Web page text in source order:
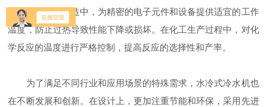
精度。在电子制造中，为精密的电子元件和设备提供适宜的工作
温度，防止过热导致性能下降或损坏。在化工生产过程中，对化
学反应的温度进行严格控制，提高反应的选择性和产率。
为了满足不同行业和应用场景的特殊需求，水冷式冷水机也
在不断发展和创新。在设计上，更加注重节能和环保，采用先进